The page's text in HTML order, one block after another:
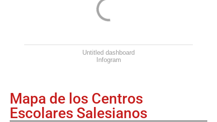
Untitled dashboard
Infogram
Mapa de los Centros
Escolares Salesianos